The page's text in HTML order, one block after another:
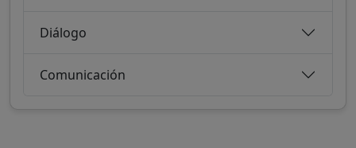
Diálogo
Comunicación